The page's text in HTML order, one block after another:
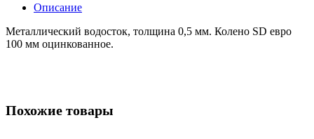
Описание
Металлический водосток, толщина 0,5 мм. Колено SD евро
100 мм оцинкованное.
Похожие товары